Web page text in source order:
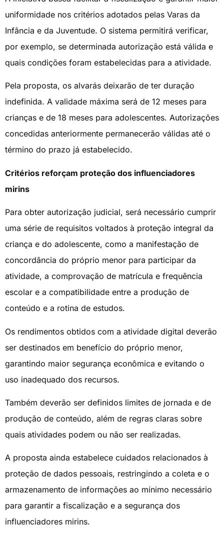
uniformidade nos critérios adotados pelas Varas da
Infância e da Juventude. O sistema permitirá verificar,
por exemplo, se determinada autorização está válida e
quais condições foram estabelecidas para a atividade.
Pela proposta, os alvarás deixarão de ter duração
indefinida. A validade máxima será de 12 meses para
crianças e de 18 meses para adolescentes. Autorizações
concedidas anteriormente permanecerão válidas até o
término do prazo já estabelecido.
Critérios reforçam proteção dos influenciadores
mirins
Para obter autorização judicial, será necessário cumprir
uma série de requisitos voltados à proteção integral da
criança e do adolescente, como a manifestação de
concordância do próprio menor para participar da
atividade, a comprovação de matrícula e frequência
escolar e a compatibilidade entre a produção de
conteúdo e a rotina de estudos.
Os rendimentos obtidos com a atividade digital deverão
ser destinados em benefício do próprio menor,
garantindo maior segurança econômica e evitando o
uso inadequado dos recursos.
Também deverão ser definidos limites de jornada e de
produção de conteúdo, além de regras claras sobre
quais atividades podem ou não ser realizadas.
A proposta ainda estabelece cuidados relacionados à
proteção de dados pessoais, restringindo a coleta e o
armazenamento de informações ao mínimo necessário
para garantir a fiscalização e a segurança dos
influenciadores mirins.